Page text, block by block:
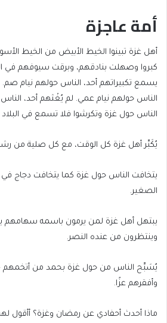
أمة عاجزة
أهل غزة تبينوا الخيط الأبيض من الخيط
كبروا وصهلت بنادقهم، وبرقت سيوفهم في
يسمع تكبيراتهم أحد، الناس حولهم نيام صم.
الناس حولهم نيام عمي. لم يُغْثهم أحد، الناس
الناس حول غزة وتكرشوا فلا تسمع في
يُكَبِّر أهل غزة كل الوقت، مع كل صلية من
يتخافت الناس حول غزة كما يتخافت دجاج
الصغير.
يبتهل أهل غزة لمن يرمون باسمه سهامهم
وينتظرون من عنده النصر.
يُسَبِّح الناس من حول غزة بحمد من أتخمهم
وأفقرهم عزًا.
ماذا أحدث أحفادي عن رمضان وغزة؟ أأقول لهم